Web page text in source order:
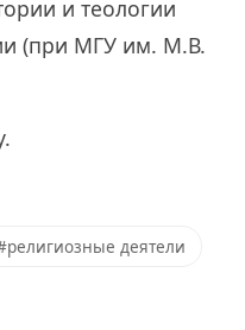
и теологии
(при МГУ им. М.В.
деятели